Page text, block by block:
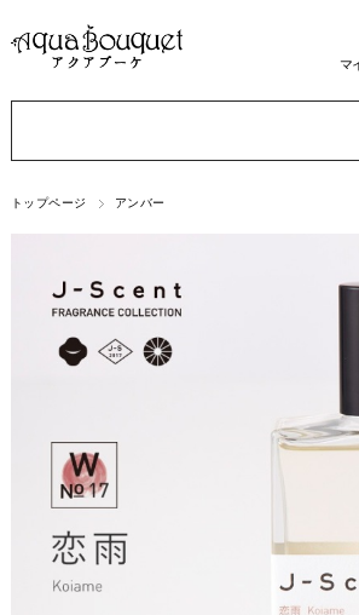
マ
トップページ アンバー